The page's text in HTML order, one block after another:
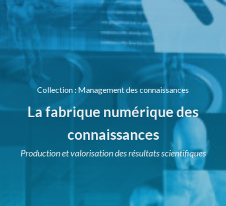
Collection :Management des connaissances
La fabrique numérique des
connaissances
Production et valorisation des résultats scientifiques